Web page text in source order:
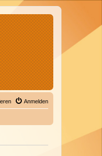
Anmelden